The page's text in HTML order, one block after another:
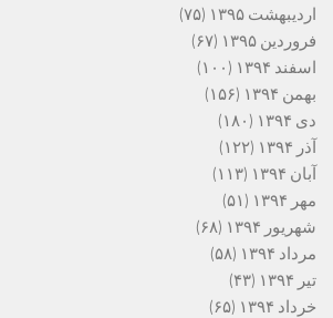
اردیبهشت ۱۳۹۵
(۷۵)
فروردین ۱۳۹۵
(۶۷)
اسفند ۱۳۹۴
(۱۰۰)
بهمن ۱۳۹۴
(۱۵۶)
دی ۱۳۹۴
(۱۸۰)
آذر ۱۳۹۴
(۱۲۲)
آبان ۱۳۹۴
(۱۱۳)
مهر ۱۳۹۴
(۵۱)
شهریور ۱۳۹۴
(۶۸)
مرداد ۱۳۹۴
(۵۸)
تیر ۱۳۹۴
(۴۳)
خرداد ۱۳۹۴
(۶۵)